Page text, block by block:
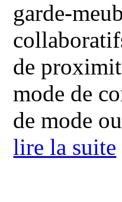
garde-
de
mode de
de mode
lire la suite